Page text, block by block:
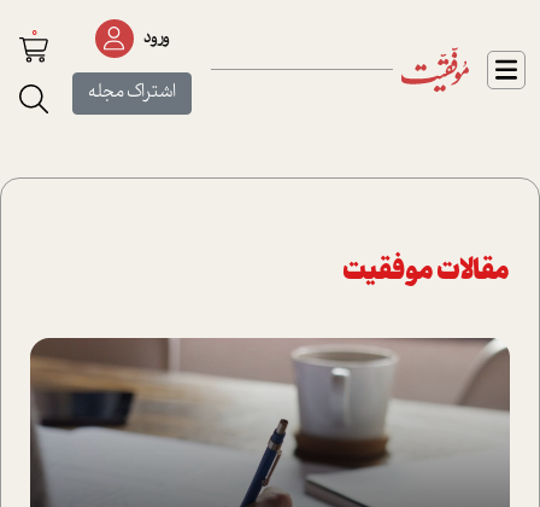
ورود
اشتراک مجله
0
مقالات موفقیت